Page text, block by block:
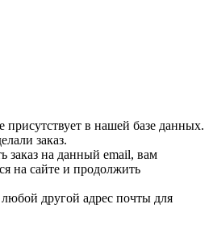
присутствует в нашей базе данных.
заказ.
на данный email, вам
на сайте и продолжить
другой адрес почты для